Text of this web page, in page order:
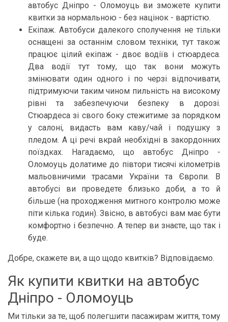
автобус Дніпро - Оломоуць ви зможете купити
квитки за нормальною - без націнок - вартістю.
Екіпаж. Автобуси далекого сполучення не тільки
оснащені за останнім словом техніки, тут також
працює цілий екіпаж - двоє водіїв і стюардеса.
Два водії тут тому, що так вони можуть
змінювати один одного і по черзі відпочивати,
підтримуючи таким чином пильність на високому
рівні та забезпечуючи безпеку в дорозі.
Стюардеса зі свого боку стежитиме за порядком
у салоні, видасть вам каву/чай і подушку з
пледом. А ці речі вкрай необхідні в закордонних
поїздках. Нагадаємо, що автобус Дніпро -
Оломоуць долатиме до півтори тисячі кілометрів
мальовничими трасами України та Європи. В
автобусі ви проведете близько доби, а то й
більше (на проходження митного контролю може
піти кілька годин). Звісно, в автобусі вам має бути
комфортно і безпечно. А тепер ви знаєте, що так і
буде.
Добре, скажете ви, а що щодо квитків? Відповідаємо.
Як купити квитки на автобус
Дніпро - Оломоуць
Ми тільки за те, щоб полегшити пасажирам життя, тому